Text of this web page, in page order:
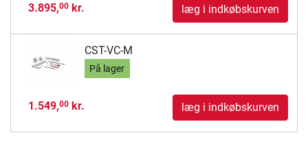
3.895,00kr. læg i indkøbskurven
CST-VC-M
På lager
1.549,00kr. læg i indkøbskurven